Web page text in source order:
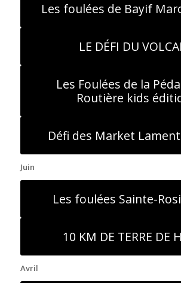
Les foulées de Bayif
LE DÉFI DU
Les Foulées de la
Routière kids
Défi des Market
Juin
Les foulées Sainte-
10 KM DE TERRE DE
Avril